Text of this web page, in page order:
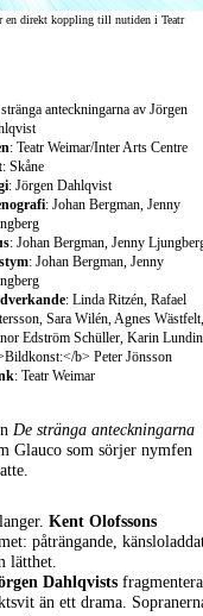
en direkt koppling till nutiden i Teatr
anteckningarna av Jörgen
: Teatr Weimar/Inter Arts Centre
: Skåne
: Jörgen Dahlqvist
: Johan Bergman, Jenny
: Johan Bergman, Jenny
: Johan Bergman, Jenny
: Linda Ritzén, Rafael
Sara Wilén, Agnes Wästfelt,
Edström Schüller, Karin Lundin
b> Peter Jönsson
: Teatr Weimar
De stränga anteckningarna
Glauco som sörjer nymfen
Kent Olofssons
påträngande,
lätthet.
Dahlqvists
än ett drama.